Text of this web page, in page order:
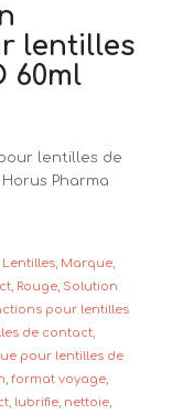
lentilles
60ml
lentilles de
Pharma
Lentilles, Marque,
, Rouge, Solution
pour lentilles
de contact,
pour lentilles de
, format voyage,
, lubrifie, nettoie,